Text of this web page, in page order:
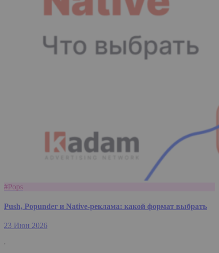
#Pops
Push, Popunder и Native-реклама: какой формат выбрать
23 Июн 2026